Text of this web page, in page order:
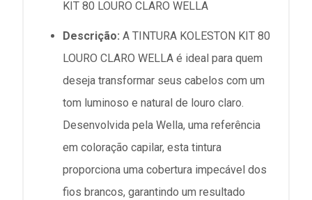
KIT 80 LOURO CLARO WELLA
Descrição: A TINTURA KOLESTON KIT 80
LOURO CLARO WELLA é ideal para quem
deseja transformar seus cabelos com um
tom luminoso e natural de louro claro.
Desenvolvida pela Wella, uma referência
em coloração capilar, esta tintura
proporciona uma cobertura impecável dos
fios brancos, garantindo um resultado